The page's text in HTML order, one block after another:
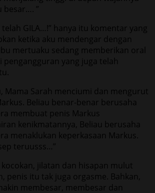
besar…. ”
GILA…!” hanya itu komentar yang
ketika aku mendengar dengan
mertuaku sedang memberikan oral
pengangguran yang juga telah
Mama Sarah menciumi dan mengurut
Beliau benar-benar berusaha
membuat penis Markus
kenikmatannya, Beliau berusaha
menaklukan keperkasaan Markus.
teruusss…”
jilatan dan hisapan mulut
penis itu tak juga orgasme. Bahkan,
membesar, membesar dan